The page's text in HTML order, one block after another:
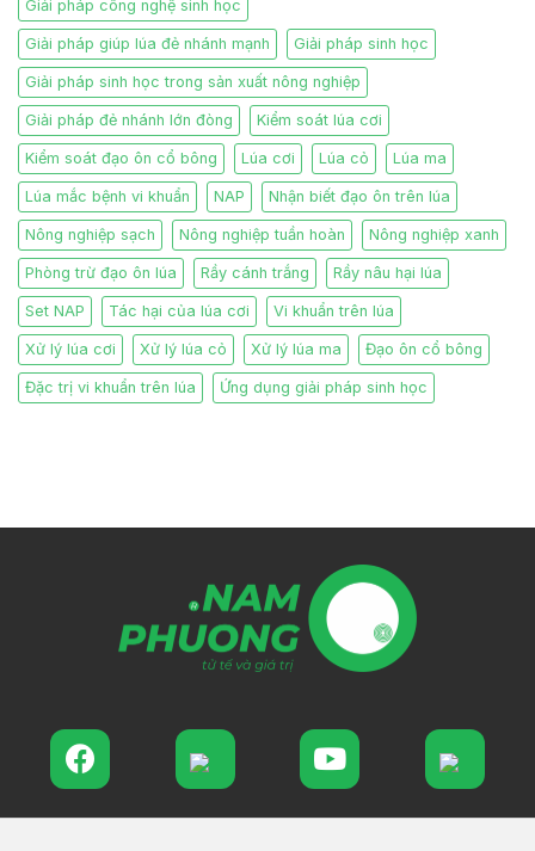
Giải pháp công nghệ sinh học
Giải pháp giúp lúa đẻ nhánh mạnh Giải pháp sinh học
Giải pháp sinh học trong sản xuất nông nghiệp
Giải pháp đẻ nhánh lớn đòng Kiểm soát lúa cơi
Kiểm soát đạo ôn cổ bông Lúa cơi Lúa cỏ Lúa ma
Lúa mắc bệnh vi khuẩn NAP Nhận biết đạo ôn trên lúa
Nông nghiệp sạch Nông nghiệp tuần hoàn Nông nghiệp xanh
Phòng trừ đạo ôn lúa Rầy cánh trắng Rầy nâu hại lúa
Set NAP Tác hại của lúa cơi Vi khuẩn trên lúa
Xử lý lúa cơi Xử lý lúa cỏ Xử lý lúa ma Đạo ôn cổ bông
Đặc trị vi khuẩn trên lúa Ứng dụng giải pháp sinh học